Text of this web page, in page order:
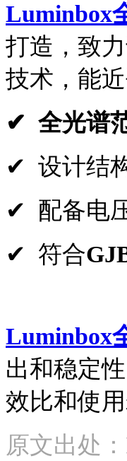
Luminbox
打造，致
技术，能
✔ 全光谱
✔ 设计结
✔ 配备电
✔ 符合
Luminbox
出和稳定
效比和使
原文出处：